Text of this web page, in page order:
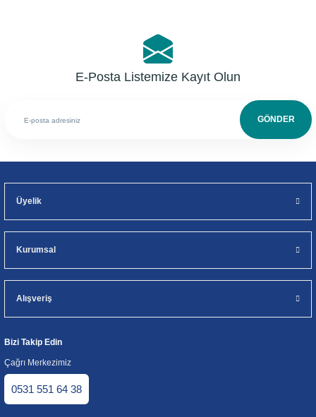
E-Posta Listemize Kayıt Olun
GÖNDER
Üyelik
Kurumsal
Alışveriş
Bizi Takip Edin
Çağrı Merkezimiz
0531 551 64 38